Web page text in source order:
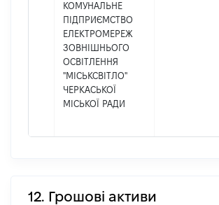
КОМУНАЛЬНЕ
ПІДПРИЄМСТВО
ЕЛЕКТРОМЕРЕЖ
ЗОВНІШНЬОГО
ОСВІТЛЕННЯ
"МІСЬКСВІТЛО"
ЧЕРКАСЬКОЇ
МІСЬКОЇ РАДИ
12. Грошові активи